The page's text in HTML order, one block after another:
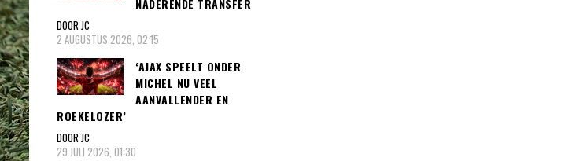
DOOR JC
2 AUGUSTUS 2026, 02:15
‘AJAX SPEELT ONDER
MICHEL NU VEEL
AANVALLENDER EN
ROEKELOZER’
DOOR JC
29 JULI 2026, 01:30